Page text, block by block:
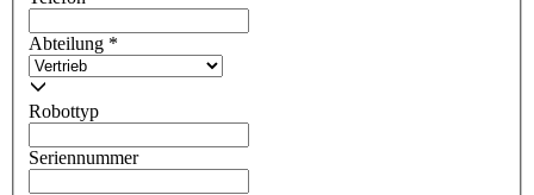
Abteilung *
Robottyp
Seriennummer